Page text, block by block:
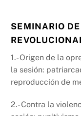
SEMINARIO
1.- Origen de la
la sesión:
reproducción de
2.- Contra la